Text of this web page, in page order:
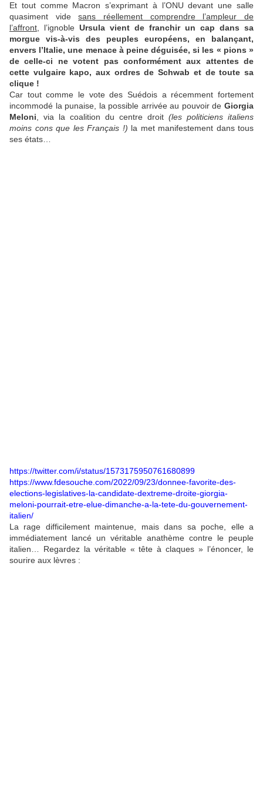
Et tout comme Macron s’exprimant à l’ONU devant une salle
quasiment videsans réellement comprendre l’ampleur de
l’affront , l’ignoble Ursula vient de franchir un cap dans sa
morgue vis-à-vis des peuples européens, en balançant,
envers l’Italie, une menace à peine déguisée, si les « pions »
de celle-ci ne votent pas conformément aux attentes de
cette vulgaire kapo, aux ordres de Schwab et de toute sa
clique !
Car tout comme le vote des Suédois a récemment fortement
incommodé la punaise, la possible arrivée au pouvoir de Giorgia
Meloni , via la coalition du centre droit (les politiciens italiens
moins cons que les Français !) la met manifestement dans tous
ses états…
https://twitter.com/i/status/1573175950761680899
https://www.fdesouche.com/2022/09/23/donnee-favorite-des-
elections-legislatives-la-candidate-dextreme-droite-giorgia-
meloni-pourrait-etre-elue-dimanche-a-la-tete-du-gouvernement-
italien/
La rage difficilement maintenue, mais dans sa poche, elle a
immédiatement lancé un véritable anathème contre le peuple
italien… Regardez la véritable « tête à claques » l’énoncer, le
sourire aux lèvres :